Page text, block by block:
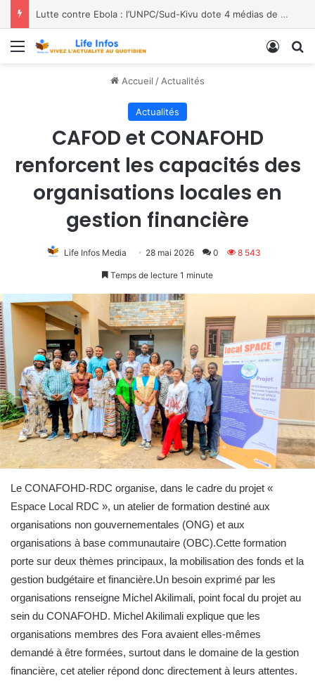
Lutte contre Ebola : l’UNPC/Sud-Kivu dote 4 médias de Bukavu de kits de lavage des mains, les bénéficiaires saluent le geste
Menu
Accueil / Actualités
Actualités
CAFOD et CONAFOHD
renforcent les capacités des
organisations locales en
gestion financière
Life Infos Media 28 mai 2026 0 8 543
Temps de lecture 1 minute
Le CONAFOHD-RDC organise, dans le cadre du projet «
Espace Local RDC », un atelier de formation destiné aux
organisations non gouvernementales (ONG) et aux
organisations à base communautaire (OBC).Cette formation
porte sur deux thèmes principaux, la mobilisation des fonds et la
gestion budgétaire et financière.Un besoin exprimé par les
organisations renseigne Michel Akilimali, point focal du projet au
sein du CONAFOHD. Michel Akilimali explique que les
organisations membres des Fora avaient elles-mêmes
demandé à être formées, surtout dans le domaine de la gestion
financière, cet atelier répond donc directement à leurs attentes.